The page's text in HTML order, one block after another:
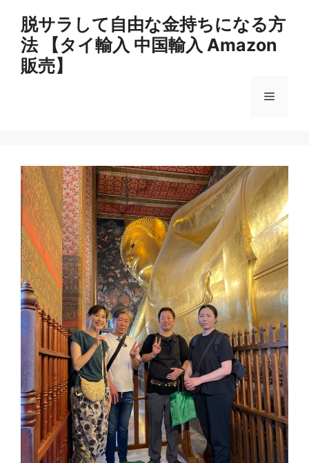
脱サラして自由な金持ちになる方
法 【タイ輸入 中国輸入 Amazon
販売】
メ
ュ
ー